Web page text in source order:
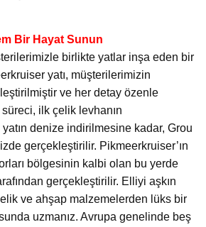
Bir Hayat Sunun
birlikte yatlar inşa eden bir
yatı, müşterilerimizin
ve her detay özenle
ilk çelik levhanın
denize indirilmesine kadar, Grou
gerçekleştirilir. Pikmeerkruiser’ın
bölgesinin kalbi olan bu yerde
gerçekleştirilir. Elliyi aşkın
ve ahşap malzemelerden lüks bir
uzmanız. Avrupa genelinde beş